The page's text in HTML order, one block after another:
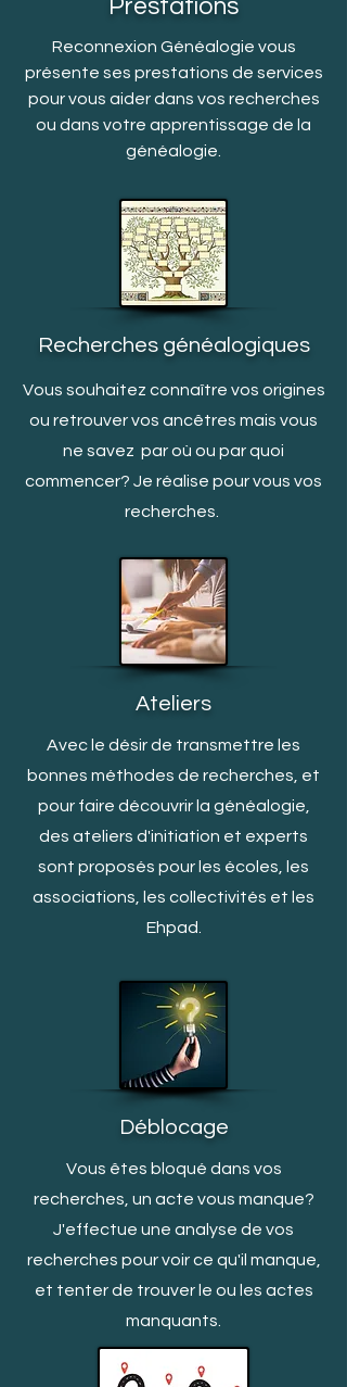
Prestations
Reconnexion Généalogie vous
présente ses prestations de services
pour vous aider dans vos recherches
ou dans votre apprentissage de la
généalogie.
Recherches généalogiques
Vous souhaitez connaître vos origines
ou retrouver vos ancêtres mais vous
ne savez par où ou par quoi
commencer? Je réalise pour vous vos
recherches.
Ateliers
Avec le désir de transmettre les
bonnes méthodes de recherches, et
pour faire découvrir la généalogie,
des ateliers d'initiation et experts
sont proposés pour les écoles, les
associations, les collectivités et les
Ehpad.
Déblocage
Vous êtes bloqué dans vos
recherches, un acte vous manque?
J'effectue une analyse de vos
recherches pour voir ce qu'il manque,
et tenter de trouver le ou les actes
manquants.